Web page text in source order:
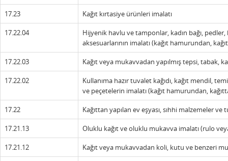
17.23 Kağıt kırtasiye ürünleri imalatı
17.22.04
Hijyenik havlu ve tamponlar, kadın bağı,
aksesuarlarının imalatı (kağıt hamurundan,
17.22.03 Kağıt veya mukavvadan yapılmış tepsi, tabak,
17.22.02
Kullanıma hazır tuvalet kağıdı, kağıt mendil,
ve peçetelerin imalatı (kağıt hamurundan,
17.22 Kağıttan yapılan ev eşyası, sıhhi malzemeler
17.21.13 Oluklu kağıt ve oluklu mukavva imalatı (rulo
17.21.12 Kağıt veya mukavvadan koli, kutu ve benzeri